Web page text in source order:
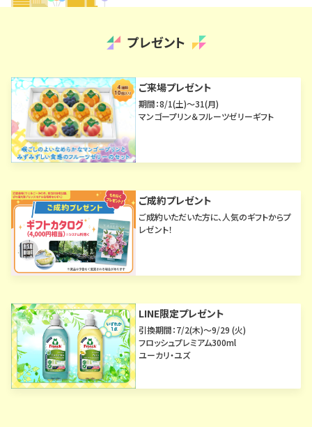
プレゼント
ご来場プレゼント
期間：8/1(土)～31(月)
マンゴープリン＆フルーツゼリーギフト
ご成約プレゼント
ご成約いただいた方に、人気のギフトからプ
レゼント！
LINE限定プレゼント
引換期間：7/2(木)～9/29 (火)
フロッシュプレミアム300ml
ユーカリ・ユズ